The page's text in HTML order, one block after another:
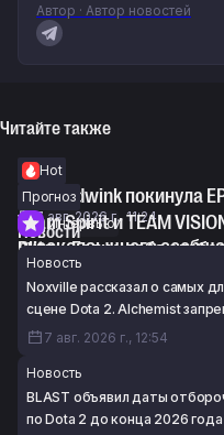
Автор · Автор новостей
Читайте также
Hot
No Hoodwink покинула
7 авг. 2026 г., 11:24
Прогноз
Team Spirit и TEAM
русскоязычного
International 2026
7 авг. 2026 г., 11:23
Интервью
Blitz: «Если у тебя
смотришь за тем, что
7 авг. 2026 г., 08:45
Новости
Новость
Noxville рассказал о самых
сцене Dota 2. Alchemist
7 авг. 2026 г., 12:54
Новость
BLAST объявил даты
по Dota 2 до конца 2026 года